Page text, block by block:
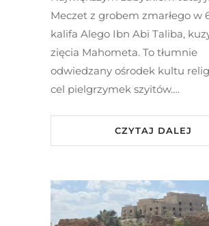
Meczet z grobem zmarłego w
kalifa Alego Ibn Abi Taliba,
zięcia Mahometa. To tłumnie
odwiedzany ośrodek kultu
cel pielgrzymek szyitów….
CZYTAJ DALEJ